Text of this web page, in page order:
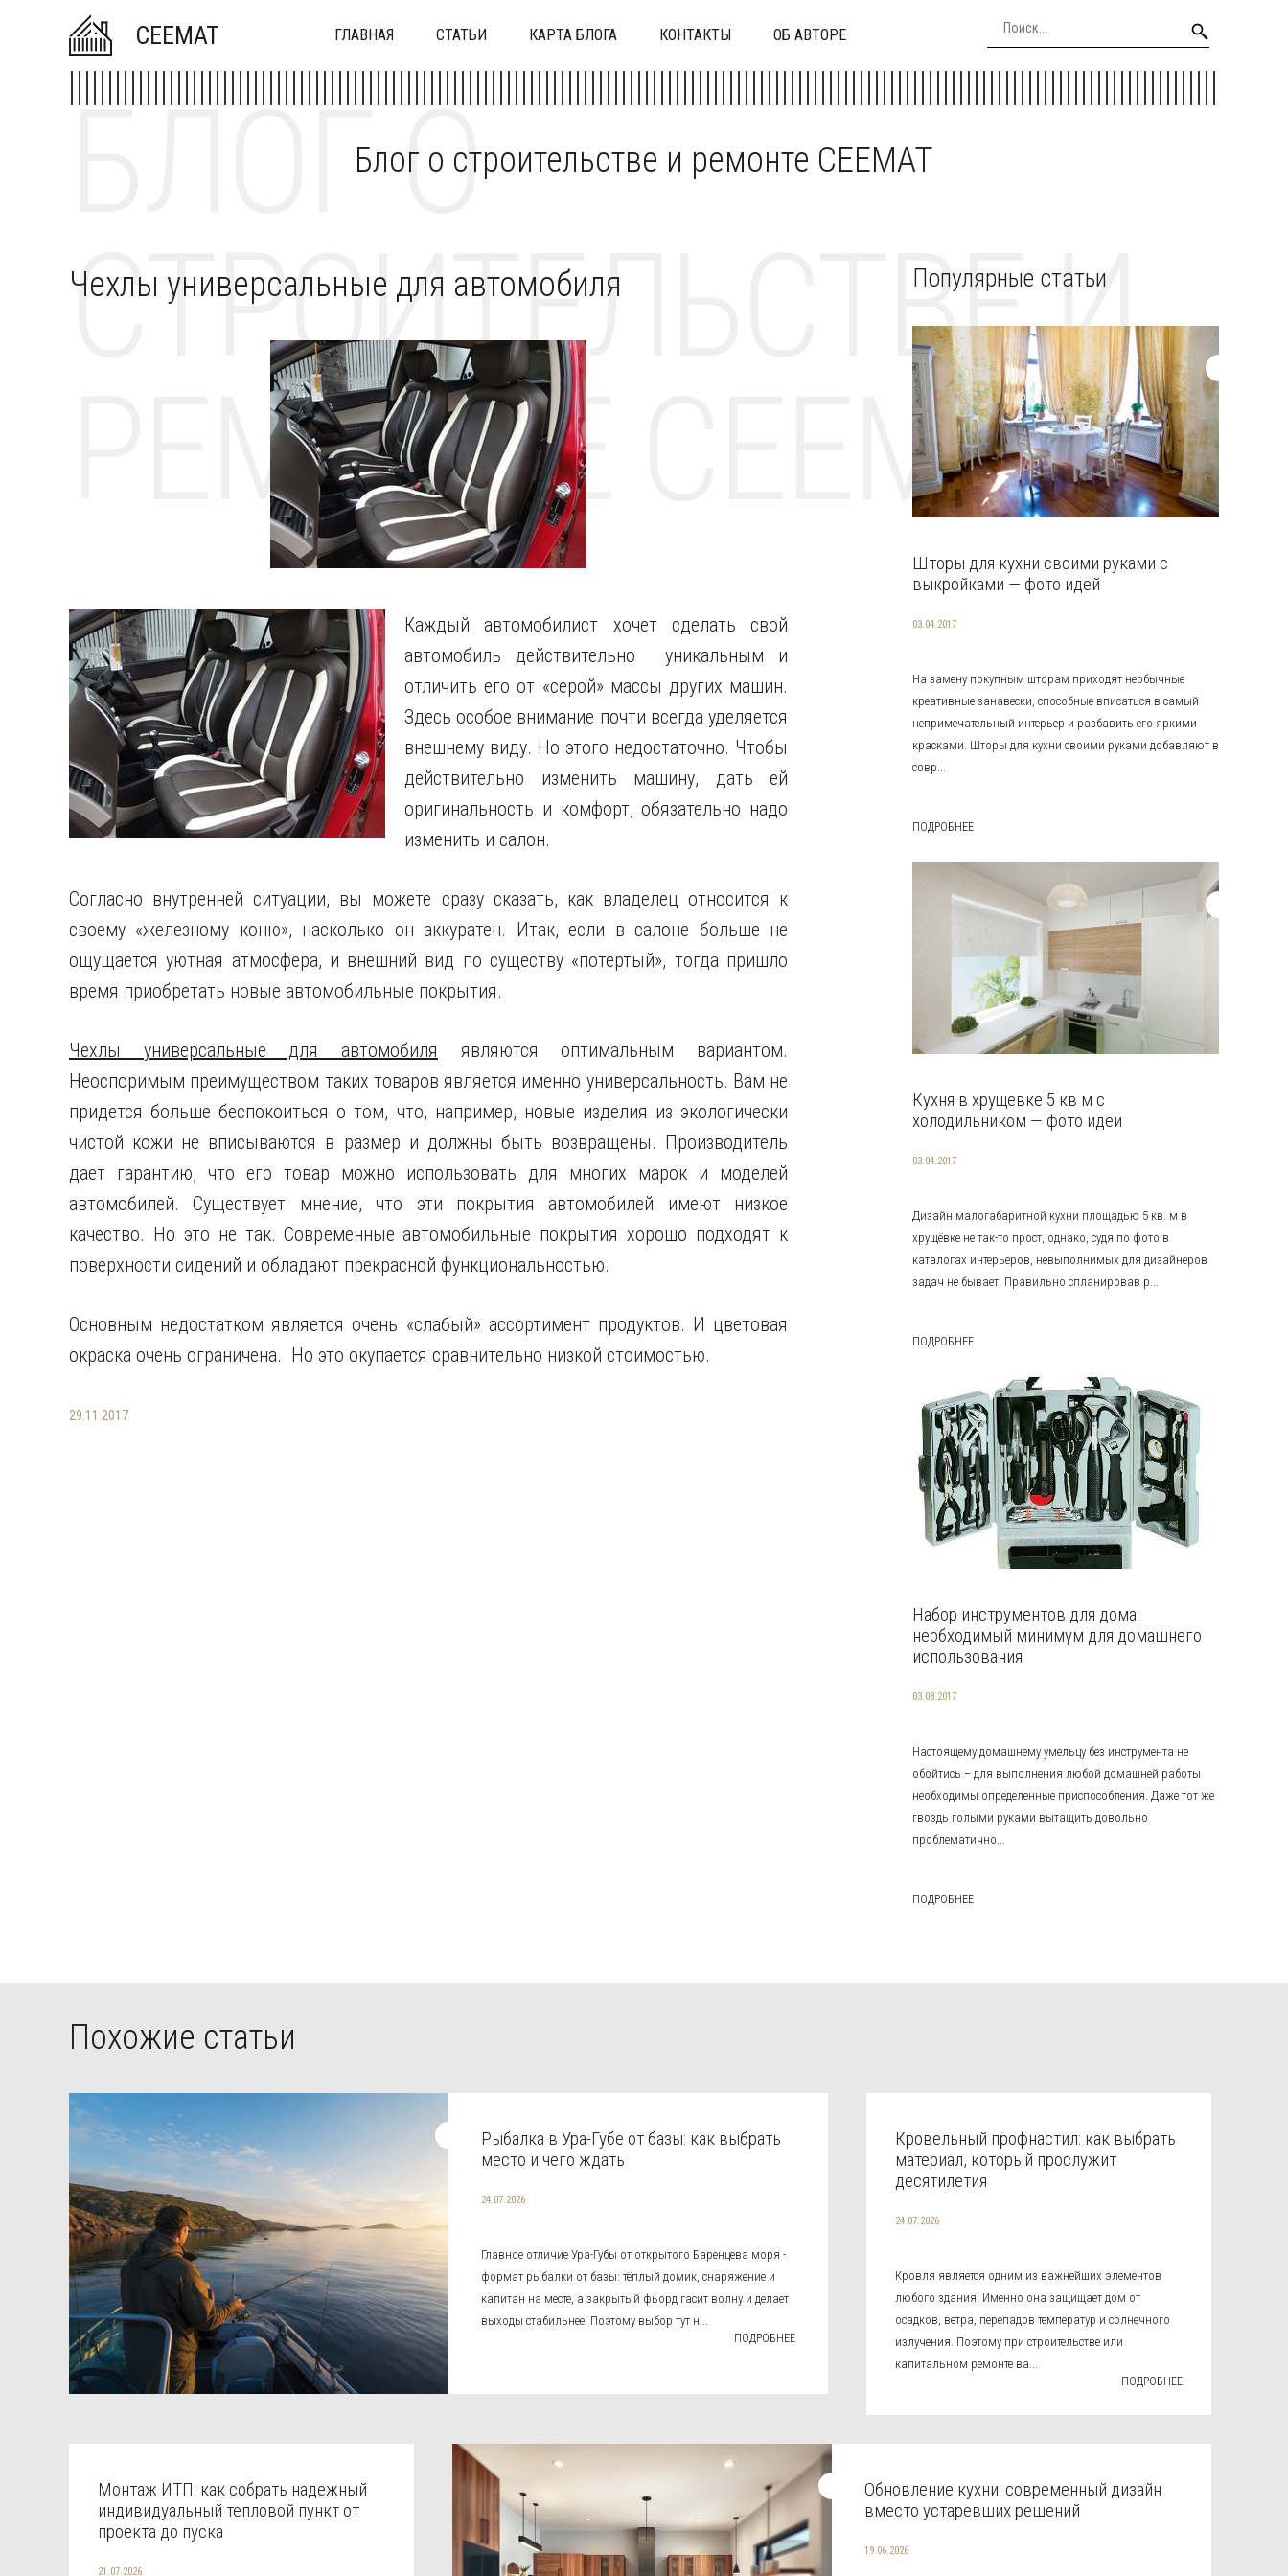
CEEMAT ГЛАВНАЯ СТАТЬИ КАРТА БЛОГА КОНТАКТЫ ОБ АВТОРЕ
Блог о строительстве и ремонте CEEMAT
БЛОГ О
СТРОИТЕЛЬСТВЕ И
РЕМОНТЕ CEEMAT
Чехлы универсальные для автомобиля
Каждый автомобилист хочет сделать свой
автомобиль действительно уникальным и
отличить его от «серой» массы других машин.
Здесь особое внимание почти всегда уделяется
внешнему виду. Но этого недостаточно. Чтобы
действительно изменить машину, дать ей
оригинальность и комфорт, обязательно надо
изменить и салон.
Согласно внутренней ситуации, вы можете сразу сказать, как владелец относится к
своему «железному коню», насколько он аккуратен. Итак, если в салоне больше не
ощущается уютная атмосфера, и внешний вид по существу «потертый», тогда пришло
время приобретать новые автомобильные покрытия.
Чехлы универсальные для автомобиля являются оптимальным вариантом.
Неоспоримым преимуществом таких товаров является именно универсальность. Вам не
придется больше беспокоиться о том, что, например, новые изделия из экологически
чистой кожи не вписываются в размер и должны быть возвращены. Производитель
дает гарантию, что его товар можно использовать для многих марок и моделей
автомобилей. Существует мнение, что эти покрытия автомобилей имеют низкое
качество. Но это не так. Современные автомобильные покрытия хорошо подходят к
поверхности сидений и обладают прекрасной функциональностью.
Основным недостатком является очень «слабый» ассортимент продуктов. И цветовая
окраска очень ограничена. Но это окупается сравнительно низкой стоимостью.
29.11.2017
Популярные статьи
Шторы для кухни своими руками с
выкройками — фото идей
03.04.2017
На замену покупным шторам приходят необычные
креативные занавески, способные вписаться в самый
непримечательный интерьер и разбавить его яркими
красками. Шторы для кухни своими руками добавляют в
совр...
ПОДРОБНЕЕ
Кухня в хрущевке 5 кв м с
холодильником — фото идеи
03.04.2017
Дизайн малогабаритной кухни площадью 5 кв. м в
хрущёвке не так-то прост, однако, судя по фото в
каталогах интерьеров, невыполнимых для дизайнеров
задач не бывает. Правильно спланировав р...
ПОДРОБНЕЕ
Набор инструментов для дома:
необходимый минимум для домашнего
использования
03.08.2017
Настоящему домашнему умельцу без инструмента не
обойтись – для выполнения любой домашней работы
необходимы определенные приспособления. Даже тот же
гвоздь голыми руками вытащить довольно
проблематично...
ПОДРОБНЕЕ
Похожие статьи
Рыбалка в Ура-Губе от базы: как выбрать
место и чего ждать
24.07.2026
Главное отличие Ура-Губы от открытого Баренцева моря -
формат рыбалки от базы: тёплый домик, снаряжение и
капитан на месте, а закрытый фьорд гасит волну и делает
выходы стабильнее. Поэтому выбор тут н...
ПОДРОБНЕЕ
Кровельный профнастил: как выбрать
материал, который прослужит
десятилетия
24.07.2026
Кровля является одним из важнейших элементов
любого здания. Именно она защищает дом от
осадков, ветра, перепадов температур и солнечного
излучения. Поэтому при строительстве или
капитальном ремонте ва...
ПОДРОБНЕЕ
Монтаж ИТП: как собрать надежный
индивидуальный тепловой пункт от
проекта до пуска
21.07.2026
Обновление кухни: современный дизайн
вместо устаревших решений
19.06.2026